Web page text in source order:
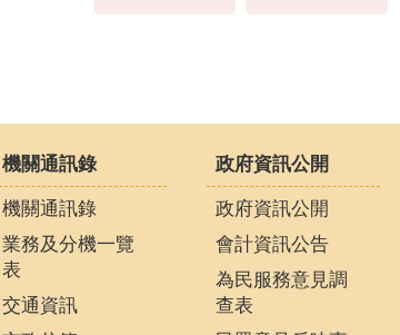
機關通訊錄
機關通訊錄
業務及分機一覽
表
交通資訊
政府資訊公開
政府資訊公開
會計資訊公告
為民服務意見調
查表